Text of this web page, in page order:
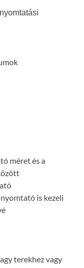
méret és a
is kezeli
terekhez vagy